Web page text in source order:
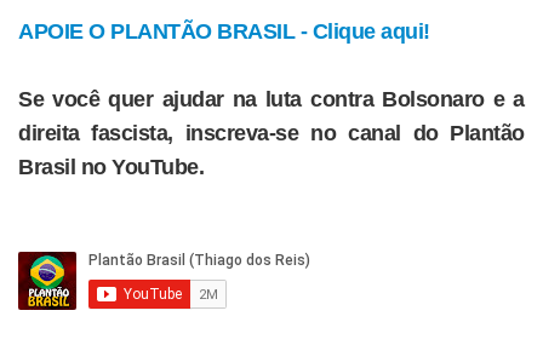
APOIE O PLANTÃO BRASIL - Clique aqui!
Se você quer ajudar na luta contra Bolsonaro e a
direita fascista, inscreva-se no canal do Plantão
Brasil no YouTube.